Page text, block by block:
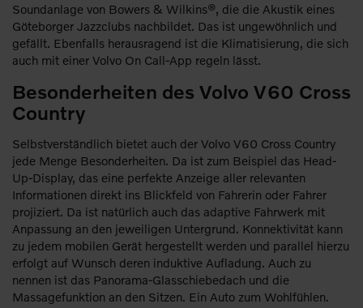
Soundanlage von Bowers & Wilkins®, die die Akustik eines
Göteborger Jazzclubs nachbildet. Das ist ungewöhnlich und
gefällt. Ebenfalls herausragend ist die Klimatisierung, die sich
auch mit einer Volvo On Call-App regeln lässt.
Besonderheiten des Volvo V60 Cross
Country
Selbstverständlich bietet auch der Volvo V60 Cross Country
jede Menge Besonderheiten. Da ist zum Beispiel das Head-
Up-Display, das eine perfekte Anzeige aller relevanten
Informationen direkt ins Blickfeld von Fahrerin oder Fahrer
projiziert. Da ist natürlich auch das adaptive Fahrwerk mit
Anpassung an den jeweiligen Untergrund. Konnektivität kann
zu jedem mobilen Gerät hergestellt werden und parallel hierzu
erfolgt auf Wunsch deren induktive Aufladung. Auch zu
nennen ist das Panorama-Glasschiebedach und die
Massagefunktion an den Sitzen. Ein Auto zum Wohlfühlen.